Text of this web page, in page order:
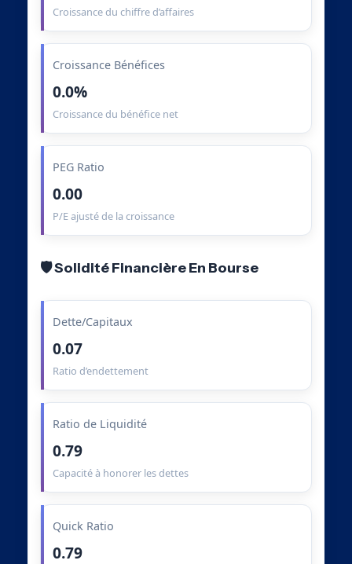
Croissance du chiffre d’affaires
Croissance Bénéfices
0.0%
Croissance du bénéfice net
PEG Ratio
0.00
P/E ajusté de la croissance
🛡️ Solidité Financière En Bourse
Dette/Capitaux
0.07
Ratio d’endettement
Ratio de Liquidité
0.79
Capacité à honorer les dettes
Quick Ratio
0.79